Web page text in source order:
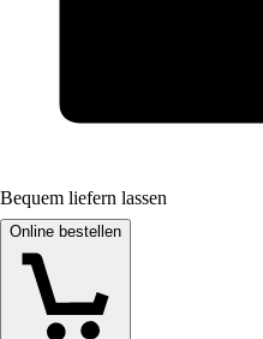
Bequem liefern lassen
Online bestellen